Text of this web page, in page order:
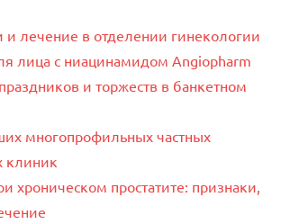
и лечение в отделении гинекологии
лица с ниацинамидом Angiopharm
и торжеств в банкетном
многопрофильных частных
клиник
хроническом простатите: признаки,